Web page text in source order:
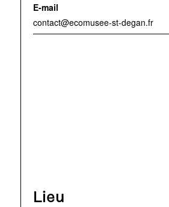
E-mail
contact@ecomusee-st-degan.fr
Lieu